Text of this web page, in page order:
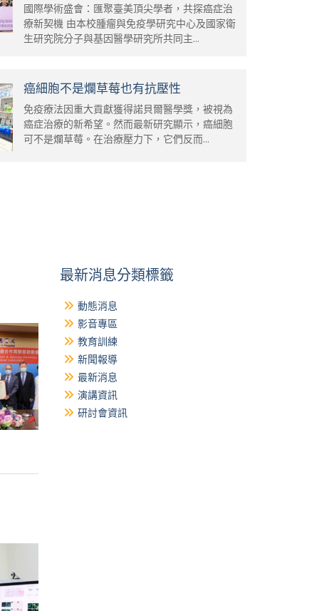
國際學術盛會：匯聚臺美頂尖學者，共探癌症治
療新契機 由本校腫瘤與免疫學研究中心及國家衛
生研究院分子與基因醫學研究所共同主...
癌細胞不是爛草莓也有抗壓性
免疫療法因重大貢獻獲得諾貝爾醫學獎，被視為
癌症治療的新希望。然而最新研究顯示，癌細胞
可不是爛草莓。在治療壓力下，它們反而...
最新消息分類標籤
動態消息
影音專區
教育訓練
新聞報導
最新消息
演講資訊
研討會資訊